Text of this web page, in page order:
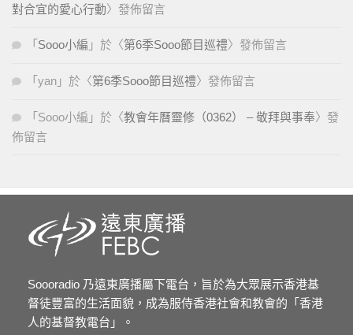
對合宜的愛心行動〉發佈留言
「 Sooo小編 」於〈第6季Sooo節目巡禮〉發佈留言
「 yan 」於〈第6季Sooo節目巡禮〉發佈留言
「 Sooo小編 」於〈教會年曆靈修（0362） – 敬拜與事奉〉發
佈留言
Soooradio 乃遠東廣播屬下電台，旨於為大眾展示香港基
督徒豐富的生活面貌，成為服侍香港社會和教會的「香港
人的基督教電台」。